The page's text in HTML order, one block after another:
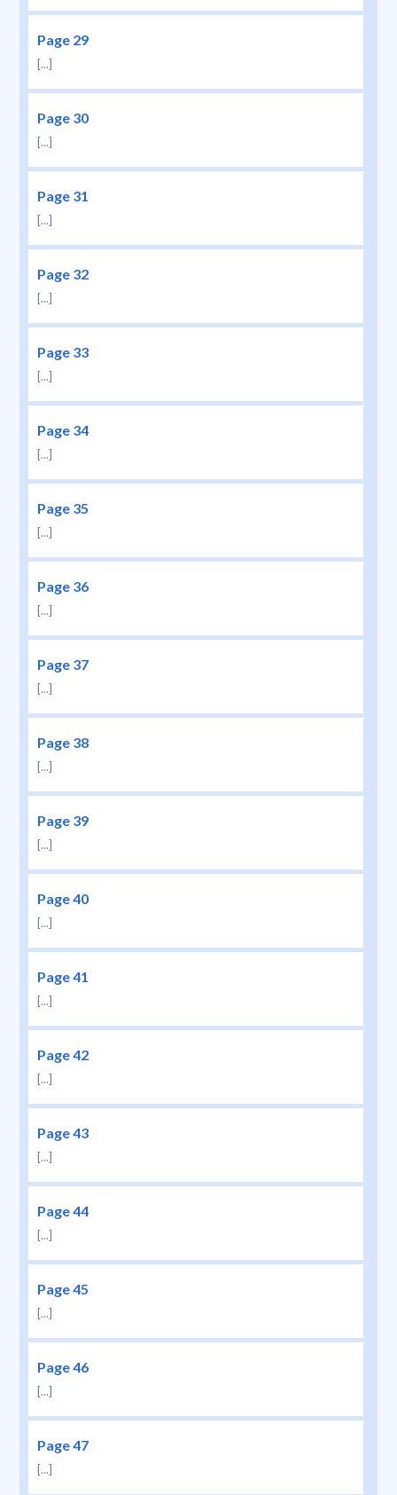
Page 29
[...]
Page 30
[...]
Page 31
[...]
Page 32
[...]
Page 33
[...]
Page 34
[...]
Page 35
[...]
Page 36
[...]
Page 37
[...]
Page 38
[...]
Page 39
[...]
Page 40
[...]
Page 41
[...]
Page 42
[...]
Page 43
[...]
Page 44
[...]
Page 45
[...]
Page 46
[...]
Page 47
[...]